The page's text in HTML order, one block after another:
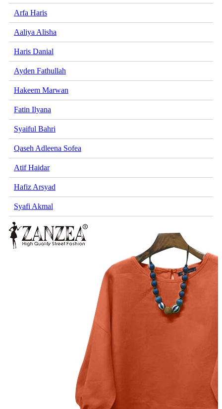
Arfa Haris
Aaliya Alisha
Haris Danial
Ayden Fathullah
Hakeem Marwan
Fatin Ilyana
Syaiful Bahri
Qaseh Adleena Sofea
Atif Haidar
Hafiz Arsyad
Syafi Akmal